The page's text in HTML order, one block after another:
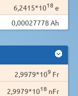
6,2415*1018 e
0,00027778 Ah
2,9979*109 Fr
2,9979*1018 nFr